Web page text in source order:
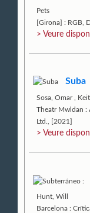
Pets
[Girona] : RGB,
> Veure
Suba
Sosa, Omar
Theatr Mwldan :
Ltd., [2021]
> Veure
Hunt, Will
Barcelona :